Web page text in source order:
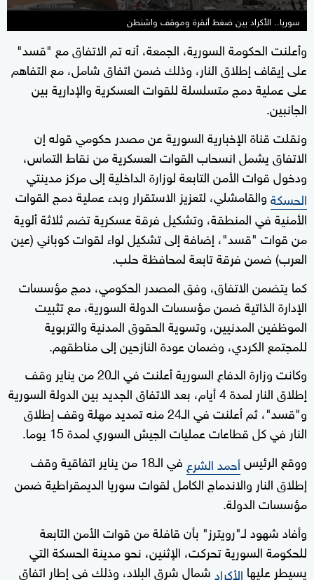
سوريا.. الأكراد بين ضغط أنقرة وموقف واشنطن
وأعلنت الحكومة السورية، الجمعة، أنه تم الاتفاق مع "قسد"
على إيقاف إطلاق النار، وذلك ضمن اتفاق شامل، مع التفاهم
على عملية دمج متسلسلة للقوات العسكرية والإدارية بين
الجانبين.
ونقلت قناة الإخبارية السورية عن مصدر حكومي قوله إن
الاتفاق يشمل انسحاب القوات العسكرية من نقاط التماس،
ودخول قوات الأمن التابعة لوزارة الداخلية إلى مركز مدينتي
الحسكةوالقامشلي، لتعزيز الاستقرار وبدء عملية دمج القوات
الأمنية في المنطقة، وتشكيل فرقة عسكرية تضم ثلاثة ألوية
من قوات "قسد"، إضافة إلى تشكيل لواء لقوات كوباني (عين
العرب) ضمن فرقة تابعة لمحافظة حلب.
كما يتضمن الاتفاق، وفق المصدر الحكومي، دمج مؤسسات
الإدارة الذاتية ضمن مؤسسات الدولة السورية، مع تثبيت
الموظفين المدنيين، وتسوية الحقوق المدنية والتربوية
للمجتمع الكردي، وضمان عودة النازحين إلى مناطقهم.
وكانت وزارة الدفاع السورية أعلنت في الـ20 من يناير وقف
إطلاق النار لمدة 4 أيام، بعد الاتفاق الجديد بين الدولة السورية
و"قسد"، ثم أعلنت في الـ24 منه تمديد مهلة وقف إطلاق
النار في كل قطاعات عمليات الجيش السوري لمدة 15 يوما.
ووقع الرئيسأحمد الشرع
في الـ18 من يناير اتفاقية وقف
إطلاق النار والاندماج الكامل لقوات سوريا الديمقراطية ضمن
مؤسسات الدولة.
وأفاد شهود لـ"رويترز" بأن ‌قافلة من قوات الأمن التابعة
للحكومة السورية تحركت، الإثنين، نحو مدينة الحسكة التي
‌يسيطر عليها الأكرادشمال شرق ⁠البلاد، وذلك في إطار اتفاق